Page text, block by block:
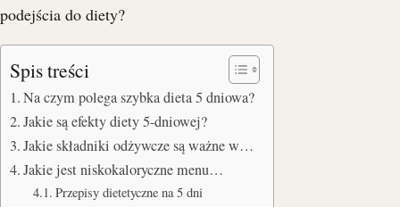
podejścia do diety?
Spis treści
Na czym polega szybka dieta 5 dniowa?
Jakie są efekty diety 5-dniowej?
Jakie składniki odżywcze są ważne w…
Jakie jest niskokaloryczne menu…
Przepisy dietetyczne na 5 dni